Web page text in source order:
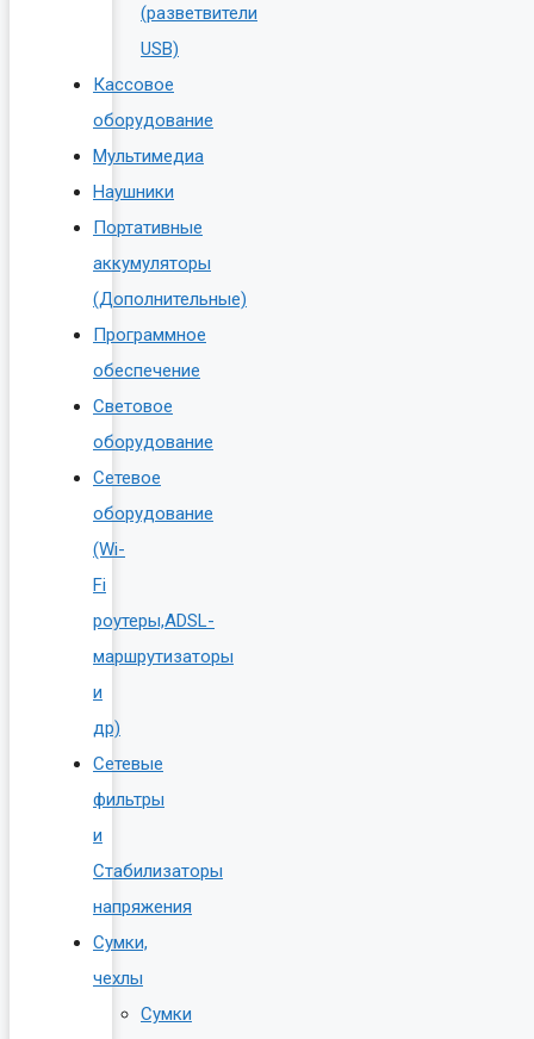
(разветвители
USB)
Кассовое
оборудование
Мультимедиа
Наушники
Портативные
аккумуляторы
(Дополнительные)
Программное
обеспечение
Световое
оборудование
Сетевое
оборудование
(Wi-
Fi
роутеры,ADSL-
маршрутизаторы
и
др)
Сетевые
фильтры
и
Стабилизаторы
напряжения
Сумки,
чехлы
Сумки